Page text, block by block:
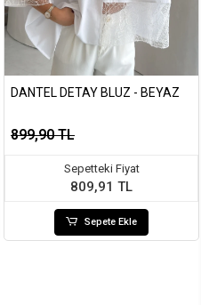
DANTEL DETAY BLUZ - BEYAZ
899,90 TL
Sepetteki Fiyat
809,91 TL
Sepete Ekle